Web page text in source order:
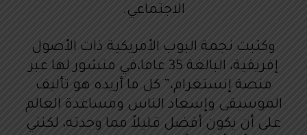
الاجتماعي.
وكتبت نجمة البوب الأمريكية ذات الأصول
إفريقية، البالغة 35 عاما،في منشور لها عبر
منصة إنستغرام،” كل ما أريده هو تأليف
الموسيقى وإسعاد الناس ومساعدة العالم
على أن يكون أفضل قليلاً مما وجدته، لكنني